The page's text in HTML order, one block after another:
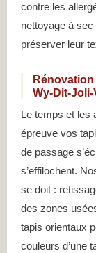
contre les
nettoyage à
préserver leur
Wy-Dit-Joli-
Le temps et les
épreuve vos
de passage
s’effilochent.
se doit :
des zones
tapis orientaux
couleurs d’une